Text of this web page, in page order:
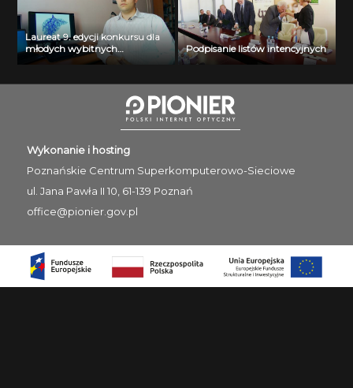
Laureat 9. edycji konkursu dla
młodych wybitnych
naukowców- dr inż. Krzysztof
Podpisanie listów intencyjnych
Wykonanie i hosting
Poznańskie Centrum Superkomputerowo-Sieciowe
ul. Jana Pawła II 10, 61-139 Poznań
office@pionier.gov.pl